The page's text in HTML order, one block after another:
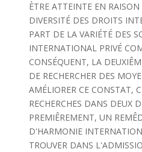
ÈTRE ATTEINTE EN
DIVERSITÉ DES DROITS
PART DE LA VARIÉTÉ DES
INTERNATIONAL PRIVÉ
CONSÉQUENT, LA
DE RECHERCHER DES
AMÉLIORER CE CONSTAT,
RECHERCHES DANS DEUX
PREMIÊREMENT, UN
D'HARMONIE
TROUVER DANS